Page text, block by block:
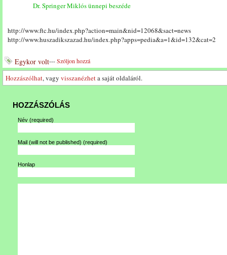
Dr. Springer Miklós ünnepi beszéde
http://www.ftc.hu/index.php?action=main&nid=12068&sact=news
http://www.huszadikszazad.hu/index.php?apps=pedia&a=1&id=132&cat=2
Egykor volt---Szóljon hozzá
Hozzászólhat, vagy visszanézheta saját oldaláról.
HOZZÁSZÓLÁS
Név (required)
Mail (will not be published) (required)
Honlap